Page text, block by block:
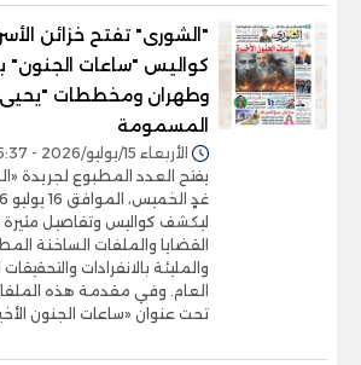
"الشورى" تفتح خزائن
كواليس "ساعات الجنون"
وطهران ومخططات
المسمومة
الأربعاء 15/يوليو/2026 - 05:37 م
يفتح العدد المطبوع لجريدة
ليكشف كواليس وتفاصيل
القضايا والملفات الساخنة
والمليئة بالانفرادات
العام. وفي مقدمة هذه
تحت عنوان «ساعات الجنون